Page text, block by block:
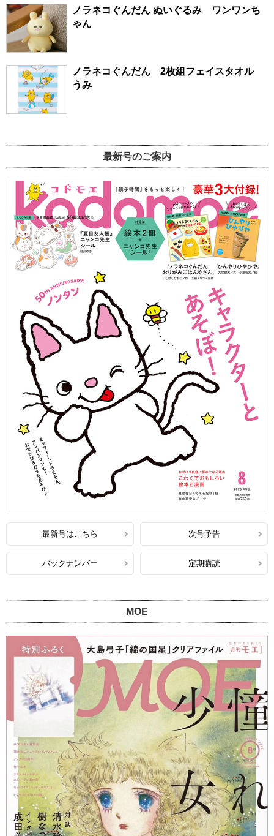
ノラネコぐんだん ぬいぐるみ ワンワンち
ゃん
ノラネコぐんだん 2枚組フェイスタオル
うみ
最新号のご案内
最新号はこちら 次号予告
バックナンバー 定期購読
MOE